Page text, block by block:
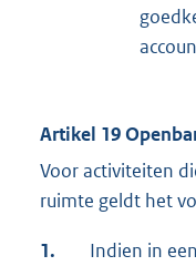
Artikel 19
Voor activiteiten
ruimte geldt het
1.
Indien in